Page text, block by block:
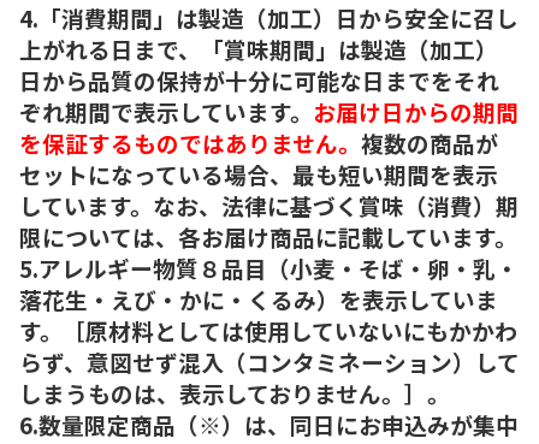
4.「消費期間」は製造（加工）日から安全に召し
上がれる日まで、「賞味期間」は製造（加工）
日から品質の保持が十分に可能な日までをそれ
ぞれ期間で表示しています。 お届け日からの期間
を保証するものではありません。 複数の商品が
セットになっている場合、最も短い期間を表示
しています。なお、法律に基づく賞味（消費）期
限については、各お届け商品に記載しています。
5.アレルギー物質８品目（小麦・そば・卵・乳・
落花生・えび・かに・くるみ）を表示していま
す。［原材料としては使用していないにもかかわ
らず、意図せず混入（コンタミネーション）して
しまうものは、表示しておりません。］。
6.数量限定商品（※）は、同日にお申込みが集中